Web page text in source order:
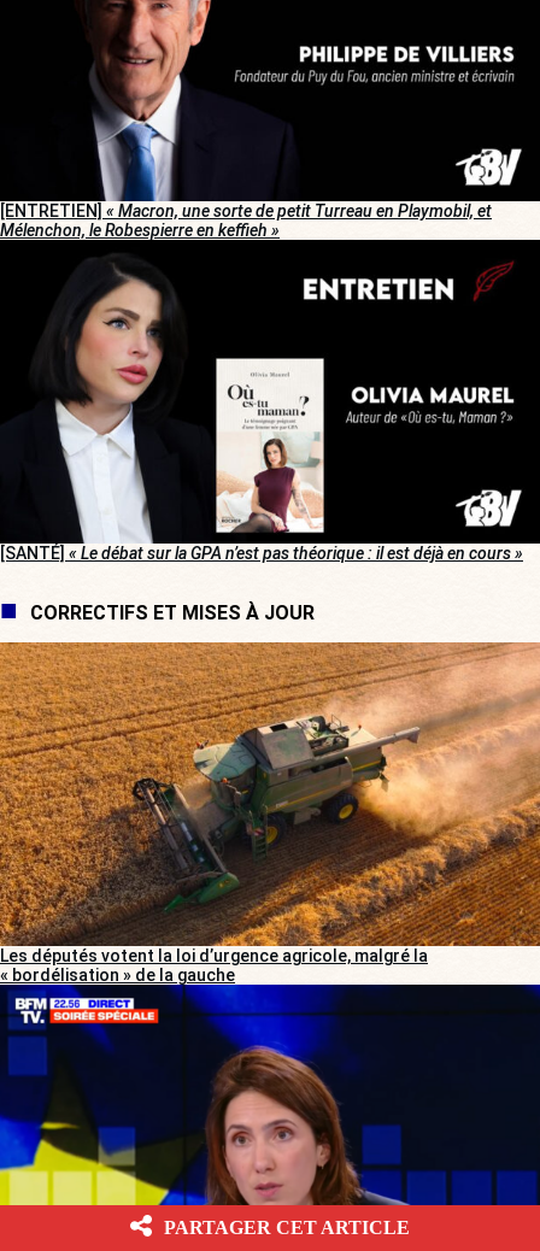
[ENTRETIEN] « Macron, une sorte de petit Turreau en Playmobil, et
Mélenchon, le Robespierre en keffieh »
[SANTÉ] « Le débat sur la GPA n’est pas théorique : il est déjà en cours »
CORRECTIFS ET MISES À JOUR
Les députés votent la loi d’urgence agricole, malgré la
« bordélisation » de la gauche
PARTAGER CET ARTICLE